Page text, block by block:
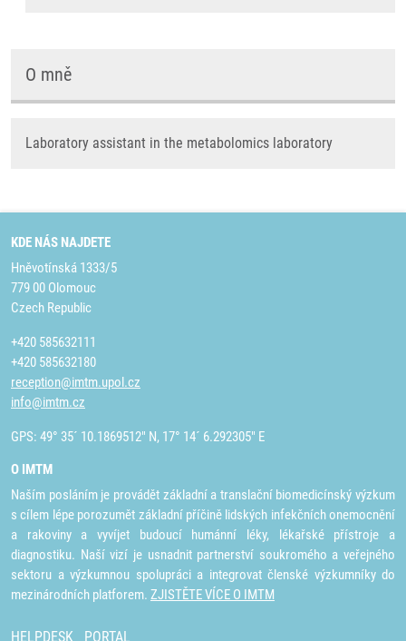
O mně
Laboratory assistant in the metabolomics laboratory
KDE NÁS NAJDETE
Hněvotínská 1333/5
779 00 Olomouc
Czech Republic
+420 585632111
+420 585632180
reception@imtm.upol.cz
info@imtm.cz
GPS: 49° 35´ 10.1869512" N, 17° 14´ 6.292305" E
O IMTM
Naším posláním je provádět základní a translační biomedicínský výzkum
s cílem lépe porozumět základní příčině lidských infekčních onemocnění
a rakoviny a vyvíjet budoucí humánní léky, lékařské přístroje a
diagnostiku. Naší vizí je usnadnit partnerství soukromého a veřejného
sektoru a výzkumnou spolupráci a integrovat členské výzkumníky do
mezinárodních platforem. ZJISTĚTE VÍCE O IMTM
HELPDESK PORTAL